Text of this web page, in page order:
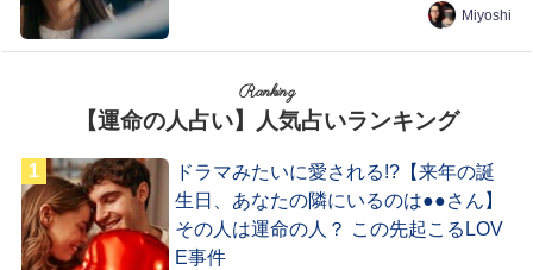
Miyoshi
Ranking
【運命の人占い】人気占いランキング
ドラマみたいに愛される!?【来年の誕
生日、あなたの隣にいるのは●●さん】
その人は運命の人？ この先起こるLOV
E事件